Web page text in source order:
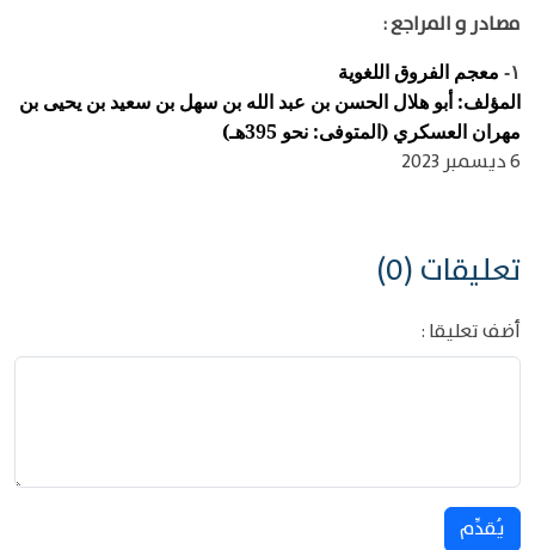
مصادر و المراجع :
١-
معجم الفروق اللغوية
المؤلف: أبو هلال الحسن بن عبد الله بن سهل بن سعيد بن يحيى بن
مهران العسكري (المتوفى: نحو 395هـ)
6 ديسمبر 2023
تعليقات (0)
أضف تعليقا :
يُقدِّم